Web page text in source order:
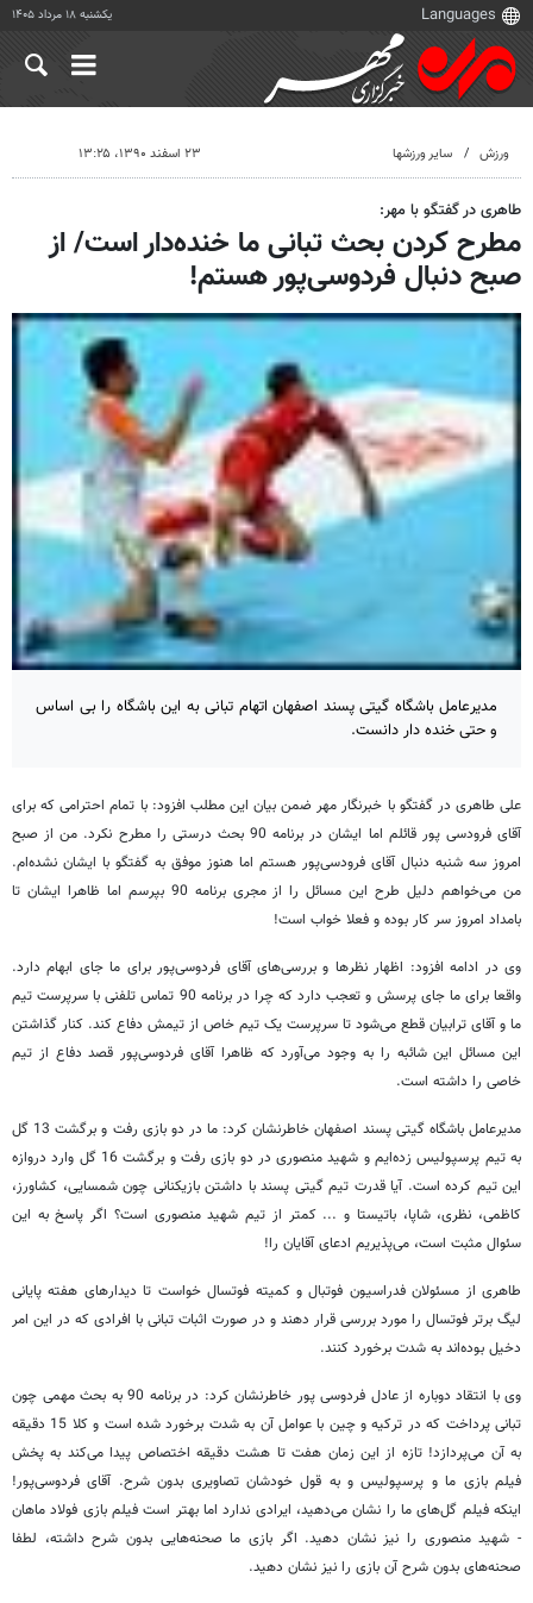
یکشنبه ۱۸ مرداد ۱۴۰۵
ورزش سایر ورزشها ۲۳ اسفند ۱۳۹۰، ۱۳:۲۵
طاهری در گفتگو با مهر:
مطرح کردن بحث تبانی ما خنده‌دار است/ از
صبح دنبال فردوسی‌پور هستم!
مدیرعامل باشگاه گیتی پسند اصفهان اتهام تبانی به این باشگاه را بی اساس
و حتی خنده دار دانست.
علی طاهری در گفتگو با خبرنگار مهر ضمن بیان این مطلب افزود: با تمام احترامی که برای
آقای فرودسی پور قائلم اما ایشان در برنامه 90 بحث درستی را مطرح نکرد. من از صبح
امروز سه شنبه دنبال آقای فرودسی‌پور هستم اما هنوز موفق به گفتگو با ایشان نشده‌ام.
من می‌خواهم دلیل طرح این مسائل را از مجری برنامه 90 بپرسم اما ظاهرا ایشان تا
بامداد امروز سر کار بوده و فعلا خواب است!
وی در ادامه افزود: اظهار نظرها و بررسی‌های آقای فردوسی‌پور برای ما جای ابهام دارد.
واقعا برای ما جای پرسش و تعجب دارد که چرا در برنامه 90 تماس تلفنی با سرپرست تیم
ما و آقای ترابیان قطع می‌شود تا سرپرست یک تیم خاص از تیمش دفاع کند. کنار گذاشتن
این مسائل این شائبه را به وجود می‌آورد که ظاهرا آقای فردوسی‌پور قصد دفاع از تیم
خاصی را داشته است.
مدیرعامل باشگاه گیتی پسند اصفهان خاطرنشان کرد: ما در دو بازی رفت و برگشت 13 گل
به تیم پرسپولیس زده‌ایم و شهید منصوری در دو بازی رفت و برگشت 16 گل وارد دروازه
این تیم کرده است. آیا قدرت تیم گیتی پسند با داشتن بازیکنانی چون شمسایی، کشاورز،
کاظمی، نظری، شاپا، باتیستا و ... کمتر از تیم شهید منصوری است؟ اگر پاسخ به این
سئوال مثبت است، می‌پذیریم ادعای آقایان را!
طاهری از مسئولان فدراسیون فوتبال و کمیته فوتسال خواست تا دیدارهای هفته پایانی
لیگ برتر فوتسال را مورد بررسی قرار دهند و در صورت اثبات تبانی با افرادی که در این امر
دخیل بوده‌اند به شدت برخورد کنند.
وی با انتقاد دوباره از عادل فردوسی پور خاطرنشان کرد: در برنامه 90 به بحث مهمی چون
تبانی پرداخت که در ترکیه و چین با عوامل آن به شدت برخورد شده است و کلا 15 دقیقه
به آن می‌پردازد! تازه از این زمان هفت تا هشت دقیقه اختصاص پیدا می‌کند به پخش
فیلم بازی ما و پرسپولیس و به قول خودشان تصاویری بدون شرح. آقای فردوسی‌پور!
اینکه فیلم گل‌های ما را نشان می‌دهید، ایرادی ندارد اما بهتر است فیلم بازی فولاد ماهان
- شهید منصوری را نیز نشان دهید. اگر بازی ما صحنه‌هایی بدون شرح داشته، لطفا
صحنه‌های بدون شرح آن بازی را نیز نشان دهید.